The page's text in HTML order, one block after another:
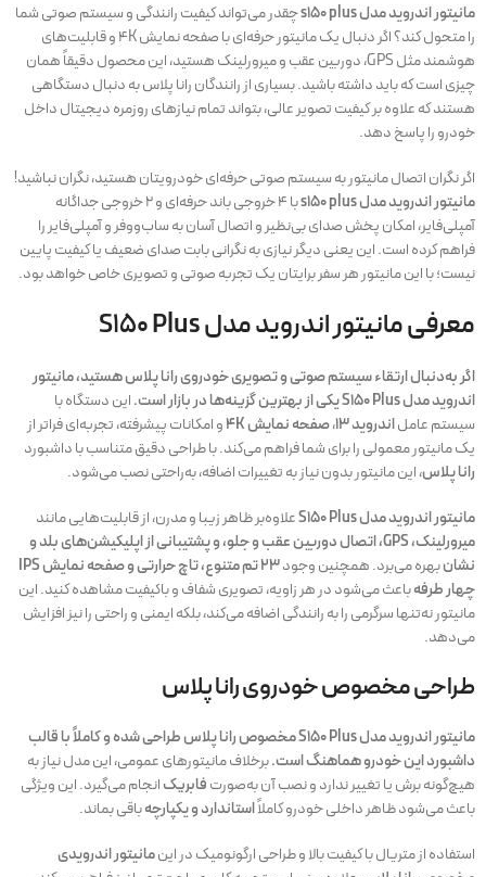
مانیتور اندروید مدل s150 plus
چقدر می‌تواند کیفیت رانندگی و سیستم صوتی شما
را متحول کند؟ اگر دنبال یک مانیتور حرفه‌ای با صفحه نمایش ۴K و قابلیت‌های
هوشمند مثل GPS، دوربین عقب و میرورلینک هستید، این محصول دقیقاً همان
چیزی است که باید داشته باشید. بسیاری از رانندگان رانا پلاس به دنبال دستگاهی
هستند که علاوه بر کیفیت تصویر عالی، بتواند تمام نیازهای روزمره دیجیتال داخل
خودرو را پاسخ دهد.
اگر نگران اتصال مانیتور به سیستم صوتی حرفه‌ای خودرویتان هستید، نگران نباشید!
مانیتور اندروید مدل s150 plus
با ۴ خروجی باند حرفه‌ای و ۲ خروجی جداگانه
آمپلی‌فایر، امکان پخش صدای بی‌نظیر و اتصال آسان به ساب‌ووفر و آمپلی‌فایر را
فراهم کرده است. این یعنی دیگر نیازی به نگرانی بابت صدای ضعیف یا کیفیت پایین
نیست؛ با این مانیتور هر سفر برایتان یک تجربه صوتی و تصویری خاص خواهد بود.
معرفی مانیتور اندروید مدل S150 Plus
اگر به‌دنبال ارتقاء سیستم صوتی و تصویری خودروی رانا پلاس هستید، مانیتور
اندروید مدل S150 Plus یکی از بهترین گزینه‌ها در بازار است.
این دستگاه با
سیستم عاملاندروید ۱۳ ،صفحه نمایش ۴K
و امکانات پیشرفته، تجربه‌ای فراتر از
یک مانیتور معمولی را برای شما فراهم می‌کند. با طراحی دقیق متناسب با داشبورد
رانا پلاس، این مانیتور بدون نیاز به تغییرات اضافه، به‌راحتی نصب می‌شود.
مانیتور اندروید مدل S150 Plus
علاوه‌بر ظاهر زیبا و مدرن، از قابلیت‌هایی مانند
میرورلینک، GPS، اتصال دوربین عقب و جلو، و پشتیبانی از اپلیکیشن‌های بلد و
نشانبهره می‌برد. همچنین وجود
۲۳ تم متنوع، تاچ حرارتی و صفحه نمایش IPS
چهار طرفهباعث می‌شود در هر زاویه، تصویری شفاف و باکیفیت مشاهده کنید. این
مانیتور نه‌تنها سرگرمی را به رانندگی اضافه می‌کند، بلکه ایمنی و راحتی را نیز افزایش
می‌دهد.
طراحی مخصوص خودروی رانا پلاس
مانیتور اندروید مدل S150 Plus مخصوص رانا پلاس طراحی شده و کاملاً با قالب
داشبورد این خودرو هماهنگ است.برخلاف مانیتورهای عمومی، این مدل نیاز به
هیچ‌گونه برش یا تغییر ندارد و نصب آن به‌صورتفابریکانجام می‌گیرد. این ویژگی
باعث می‌شود ظاهر داخلی خودرو کاملاًاستاندارد و یکپارچهباقی بماند.
استفاده از متریال با کیفیت بالا و طراحی ارگونومیک در اینمانیتور اندرویدی